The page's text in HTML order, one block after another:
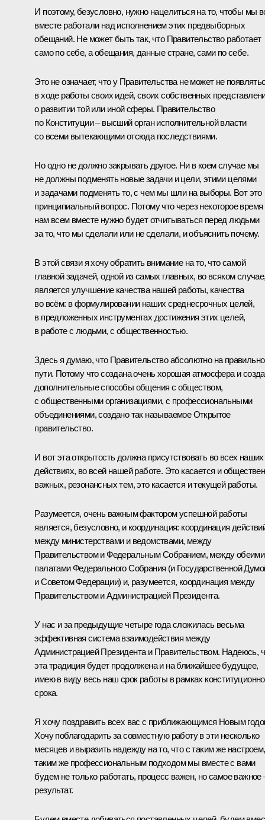
И поэтому, безусловно, нужно нацелиться на то, чтобы мы
вместе работали над исполнением этих предвыборных
обещаний. Не может быть так, что Правительство работает
само по себе, а обещания, данные стране, сами по себе.
Это не означает, что у Правительства не может не
в ходе работы своих идей, своих собственных
о развитии той или иной сферы. Правительство
по Конституции – высший орган исполнительной власти
со всеми вытекающими отсюда последствиями.
Но одно не должно закрывать другое. Ни в коем случае мы
не должны подменять новые задачи и цели, этими целями
и задачами подменять то, с чем мы шли на выборы. Вот это
принципиальный вопрос. Потому что через некоторое время
нам всем вместе нужно будет отчитываться перед людьми
за то, что мы сделали или не сделали, и объяснить почему.
В этой связи я хочу обратить внимание на то, что самой
главной задачей, одной из самых главных, во всяком
является улучшение качества нашей работы, качества
во всём: в формулировании наших среднесрочных целей,
в предложенных инструментах достижения этих целей,
в работе с людьми, с общественностью.
Здесь я думаю, что Правительство абсолютно на
пути. Потому что создана очень хорошая атмосфера и
дополнительные способы общения с обществом,
с общественными организациями, с профессиональными
объединениями, создано так называемое Открытое
правительство.
И вот эта открытость должна присутствовать во всех наших
действиях, во всей нашей работе. Это касается и
важных, резонансных тем, это касается и текущей работы.
Разумеется, очень важным фактором успешной работы
является, безусловно, и координация: координация
между министерствами и ведомствами, между
Правительством и Федеральным Собранием, между обеими
палатами Федерального Собрания (и Государственной
и Советом Федерации) и, разумеется, координация между
Правительством и Администрацией Президента.
У нас и за предыдущие четыре года сложилась весьма
эффективная система взаимодействия между
Администрацией Президента и Правительством. Надеюсь,
эта традиция будет продолжена и на ближайшее будущее,
имею в виду весь наш срок работы в рамках
срока.
Я хочу поздравить всех вас с приближающимся Новым
Хочу поблагодарить за совместную работу в эти несколько
месяцев и выразить надежду на то, что с таким же настроем,
таким же профессиональным подходом мы вместе с вами
будем не только работать, процесс важен, но самое важное
результат.